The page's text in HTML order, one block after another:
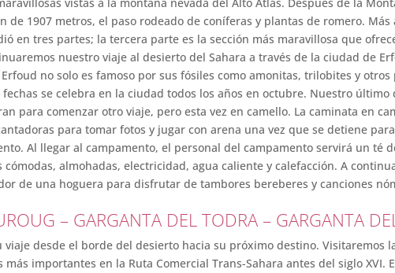
vistas a la montaña nevada del Alto Atlas. Después de la
de 1907 metros, el paso rodeado de coníferas y plantas de romero.
en tres partes; la tercera parte es la sección más maravillosa que
nuestro viaje al desierto del Sahara a través de la ciudad de
no solo es famoso por sus fósiles como amonitas, trilobites y
se celebra en la ciudad todos los años en octubre. Nuestro último
para comenzar otro viaje, pero esta vez en camello. La caminata en
para tomar fotos y jugar con arena una vez que se detiene
Al llegar al campamento, el personal del campamento servirá un té
almohadas, electricidad, agua caliente y calefacción. A
de una hoguera para disfrutar de tambores bereberes y canciones
– GARGANTA DEL TODRA – GARGANTA
desde el borde del desierto hacia su próximo destino. Visitaremos
importantes en la Ruta Comercial Trans-Sahara antes del siglo XVI.